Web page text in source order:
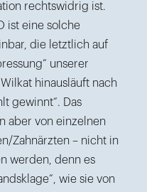
rechtswidrig ist.
ist eine solche
die letztlich auf
unserer
hinausläuft nach
gewinnt“. Das
aber von einzelnen
Zahnärzten – nicht in
werden, denn es
wie sie von